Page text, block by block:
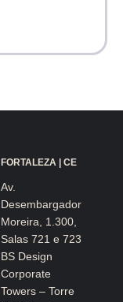
FORTALEZA | CE
Av.
Desembargador
Moreira, 1.300,
Salas 721 e 723
BS Design
Corporate
Towers – Torre